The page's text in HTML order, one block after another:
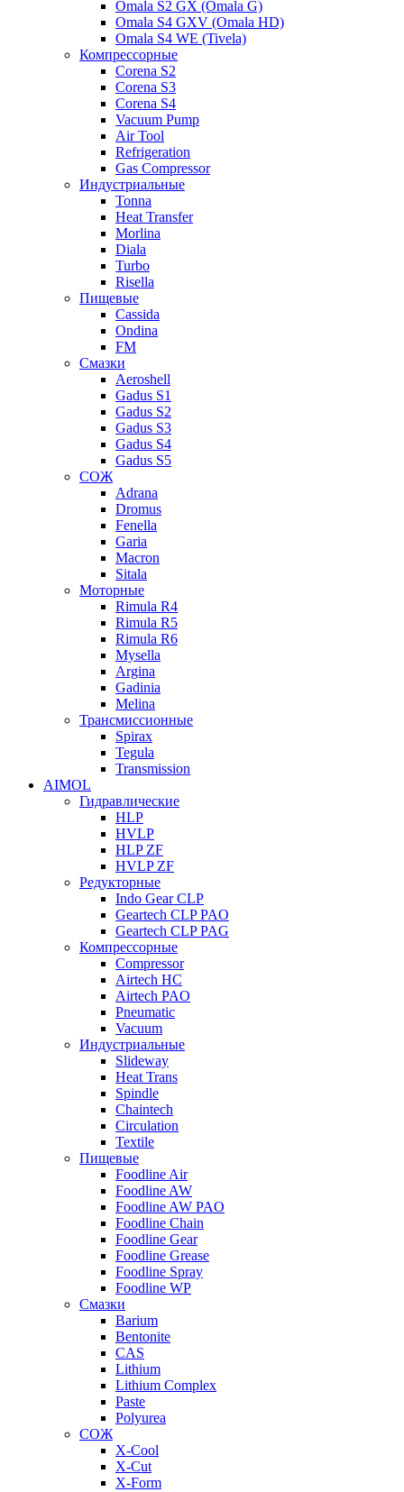
Omala S2 GX (Omala G)
Omala S4 GXV (Omala HD)
Omala S4 WE (Tivela)
Компрессорные
Corena S2
Corena S3
Corena S4
Vacuum Pump
Air Tool
Refrigeration
Gas Compressor
Индустриальные
Tonna
Heat Transfer
Morlina
Diala
Turbo
Risella
Пищевые
Cassida
Ondina
FM
Смазки
Aeroshell
Gadus S1
Gadus S2
Gadus S3
Gadus S4
Gadus S5
СОЖ
Adrana
Dromus
Fenella
Garia
Macron
Sitala
Моторные
Rimula R4
Rimula R5
Rimula R6
Mysella
Argina
Gadinia
Melina
Трансмиссионные
Spirax
Tegula
Transmission
AIMOL
Гидравлические
HLP
HVLP
HLP ZF
HVLP ZF
Редукторные
Indo Gear CLP
Geartech CLP PAO
Geartech CLP PAG
Компрессорные
Compressor
Airtech HC
Airtech PAO
Pneumatic
Vacuum
Индустриальные
Slideway
Heat Trans
Spindle
Chaintech
Circulation
Textile
Пищевые
Foodline Air
Foodline AW
Foodline AW PAO
Foodline Chain
Foodline Gear
Foodline Grease
Foodline Spray
Foodline WP
Смазки
Barium
Bentonite
CAS
Lithium
Lithium Complex
Paste
Polyurea
СОЖ
X-Cool
X-Cut
X-Form